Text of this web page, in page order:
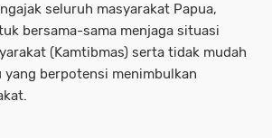
seluruh masyarakat Papua,
bersama-sama menjaga situasi
(Kamtibmas) serta tidak mudah
berpotensi menimbulkan